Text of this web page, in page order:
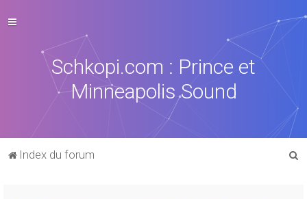
Schkopi.com : Prince et
Minneapolis Sound
Index du forum